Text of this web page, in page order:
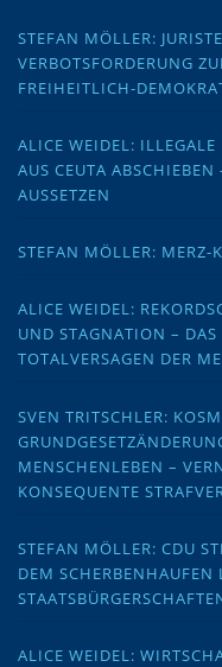
STEFAN MÖLLER:
VERBOTSFORDERUNG
FREIHEITLICH-
ALICE WEIDEL:
AUS CEUTA
AUSSETZEN
STEFAN MÖLLER: MERZ-
ALICE WEIDEL:
UND STAGNATION –
TOTALVERSAGEN DER
SVEN TRITSCHLER:
MENSCHENLEBEN –
KONSEQUENTE
STEFAN MÖLLER: CDU
DEM SCHERBENHAUFEN
ALICE WEIDEL: